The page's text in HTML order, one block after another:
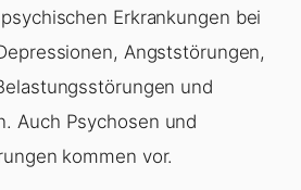
Erkrankungen bei
Angststörungen,
und
Auch Psychosen und
kommen vor.